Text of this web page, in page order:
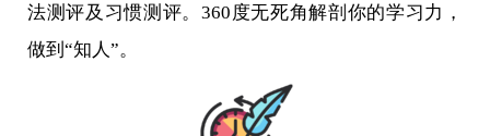
法测评及习惯测评。360度无死角解剖你的学习力，
做到“知人”。